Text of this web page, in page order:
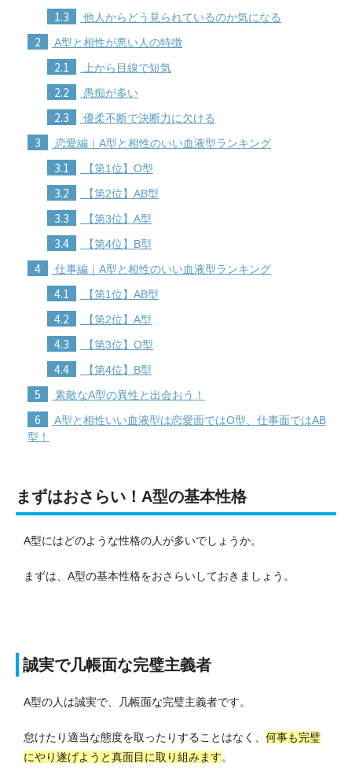
1.3 他人からどう見られているのか気になる
2 A型と相性が悪い人の特徴
2.1 上から目線で短気
2.2 愚痴が多い
2.3 優柔不断で決断力に欠ける
3 恋愛編｜A型と相性のいい血液型ランキング
3.1 【第1位】O型
3.2 【第2位】AB型
3.3 【第3位】A型
3.4 【第4位】B型
4 仕事編｜A型と相性のいい血液型ランキング
4.1 【第1位】AB型
4.2 【第2位】A型
4.3 【第3位】O型
4.4 【第4位】B型
5 素敵なA型の異性と出会おう！
6
A型と相性いい血液型は恋愛面ではO型、仕事面ではAB
型！
まずはおさらい！A型の基本性格
A型にはどのような性格の人が多いでしょうか。
まずは、A型の基本性格をおさらいしておきましょう。
誠実で几帳面な完璧主義者
A型の人は誠実で、几帳面な完璧主義者です。
怠けたり適当な態度を取ったりすることはなく、 何事も完璧
にやり遂げようと真面目に取り組みます。